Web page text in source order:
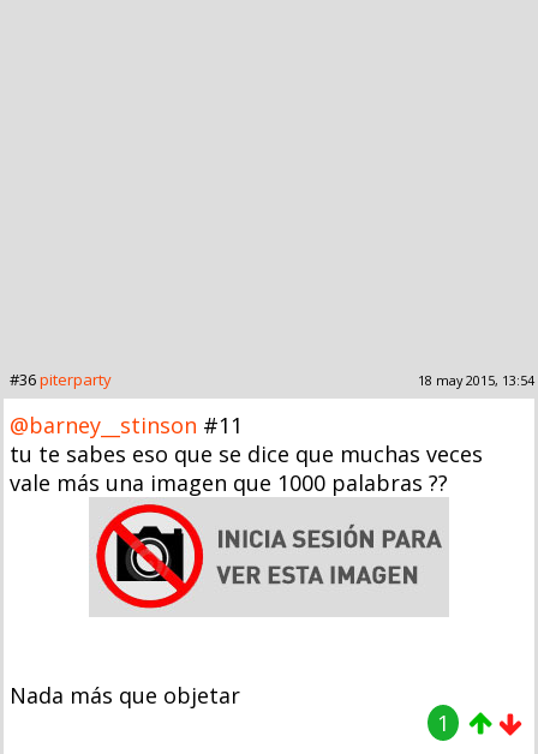
#36piterparty 18 may 2015, 13:54
@barney__stinson #11
tu te sabes eso que se dice que muchas veces
vale más una imagen que 1000 palabras ??
Nada más que objetar
1